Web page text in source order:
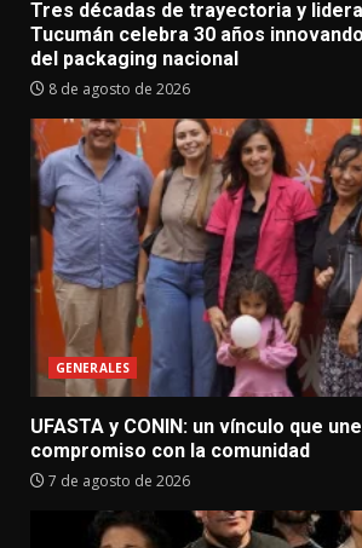
Tres décadas de trayectoria y
Tucumán celebra 30 años
del packaging nacional
8 de agosto de 2026
GENERALES
UFASTA y CONIN: un vínculo que
compromiso con la comunidad
7 de agosto de 2026